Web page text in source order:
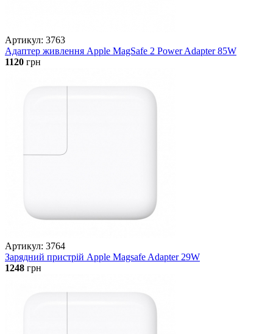
Артикул: 3763
Адаптер живлення Apple MagSafe 2 Power Adapter 85W
1120 грн
Артикул: 3764
Зарядний пристрій Apple Magsafe Adapter 29W
1248 грн